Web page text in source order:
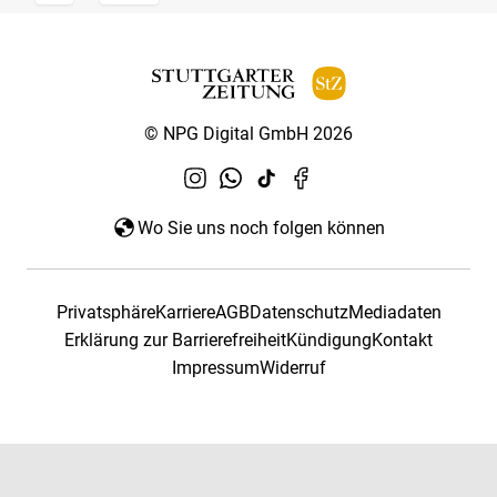
© NPG Digital GmbH 2026
Wo Sie uns noch folgen können
PrivatsphäreKarriereAGBDatenschutzMediadaten
Erklärung zur BarrierefreiheitKündigungKontakt
ImpressumWiderruf